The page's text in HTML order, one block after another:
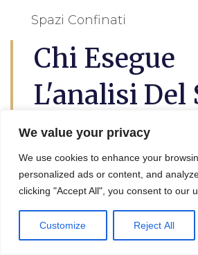
We value your privacy
We use cookies to enhance your
personalized ads or content, and
clicking "Accept All", you consent to our
Customize Reject All
Spazi Confinati
Chi Esegue
L'analisi Del
Mondaino
analisi del suolo a Mondaino
utile per lil progetto di
bonifica terreni, in effetti viene
un geologo, un agronomo o un
specializzato.